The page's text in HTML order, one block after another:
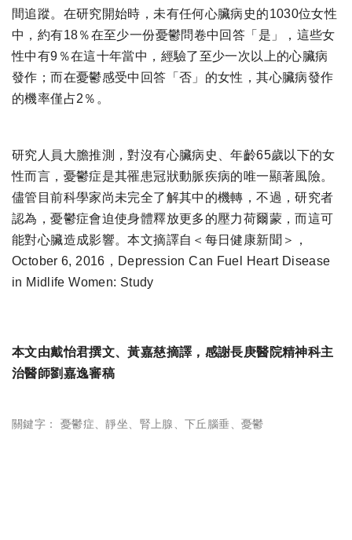
間追蹤。在研究開始時，未有任何心臟病史的1030位女性
中，約有18％在至少一份憂鬱問卷中回答「是」，這些女
性中有9％在這十年當中，經驗了至少一次以上的心臟病
發作；而在憂鬱感受中回答「否」的女性，其心臟病發作
的機率僅占2％。
研究人員大膽推測，對沒有心臟病史、年齡65歲以下的女
性而言，憂鬱症是其罹患冠狀動脈疾病的唯一顯著風險。
儘管目前科學家尚未完全了解其中的機轉，不過，研究者
認為，憂鬱症會迫使身體釋放更多的壓力荷爾蒙，而這可
能對心臟造成影響。本文摘譯自＜每日健康新聞＞，
October 6, 2016，Depression Can Fuel Heart Disease
in Midlife Women: Study
本文由戴怡君撰文、黃嘉慈摘譯，感謝長庚醫院精神科主
治醫師劉嘉逸審稿
關鍵字： 憂鬱症、靜坐、 腎上腺 、 下丘腦垂、 憂鬱